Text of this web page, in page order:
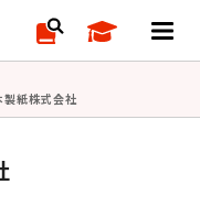
製紙株式会社